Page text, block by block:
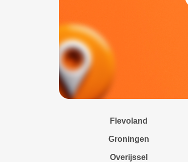
Flevoland
Groningen
Overijssel